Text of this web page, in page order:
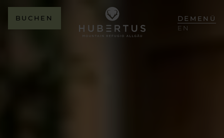
BUCHEN
DE
EN
MENÜ